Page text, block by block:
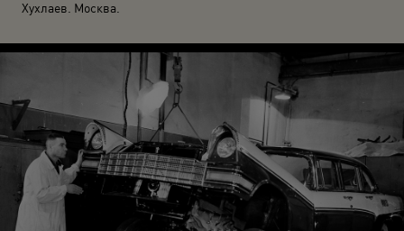
Хухлаев. Москва.